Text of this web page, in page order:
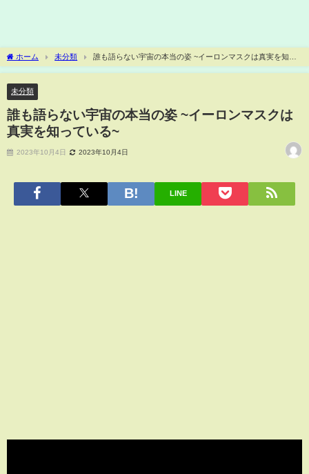
ホーム 未分類
誰も語らない宇宙の本当の姿 ~イーロンマスクは真実を知っ
ている~
未分類
誰も語らない宇宙の本当の姿 ~イーロンマスクは
真実を知っている~
2023年10月4日 2023年10月4日
LINE